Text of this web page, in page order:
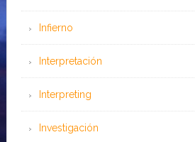
Infierno
Interpretación
Interpreting
Investigación